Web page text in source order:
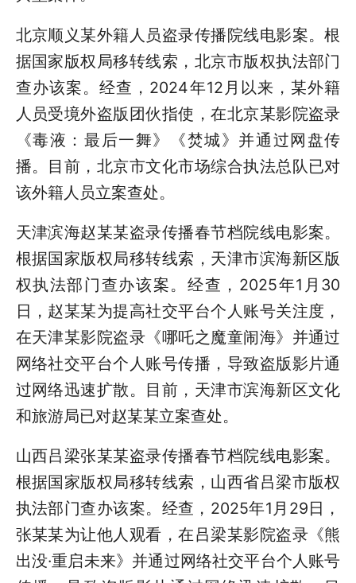
北京顺义某外籍人员盗录传播院线电影案。根
据国家版权局移转线索，北京市版权执法部门
查办该案。经查，2024年12月以来，某外籍
人员受境外盗版团伙指使，在北京某影院盗录
《毒液：最后一舞》《焚城》并通过网盘传
播。目前，北京市文化市场综合执法总队已对
该外籍人员立案查处。
天津滨海赵某某盗录传播春节档院线电影案。
根据国家版权局移转线索，天津市滨海新区版
权执法部门查办该案。经查，2025年1月30
日，赵某某为提高社交平台个人账号关注度，
在天津某影院盗录《哪吒之魔童闹海》并通过
网络社交平台个人账号传播，导致盗版影片通
过网络迅速扩散。目前，天津市滨海新区文化
和旅游局已对赵某某立案查处。
山西吕梁张某某盗录传播春节档院线电影案。
根据国家版权局移转线索，山西省吕梁市版权
执法部门查办该案。经查，2025年1月29日，
张某某为让他人观看，在吕梁某影院盗录《熊
出没·重启未来》并通过网络社交平台个人账号